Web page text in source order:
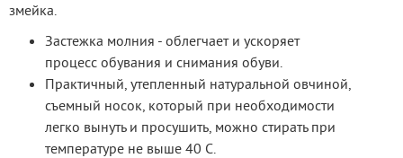
змейка.
Застежка молния - облегчает и ускоряет
процесс обувания и снимания обуви.
Практичный, утепленный натуральной овчиной,
съемный носок, который при необходимости
легко вынуть и просушить, можно стирать при
температуре не выше 40 С.